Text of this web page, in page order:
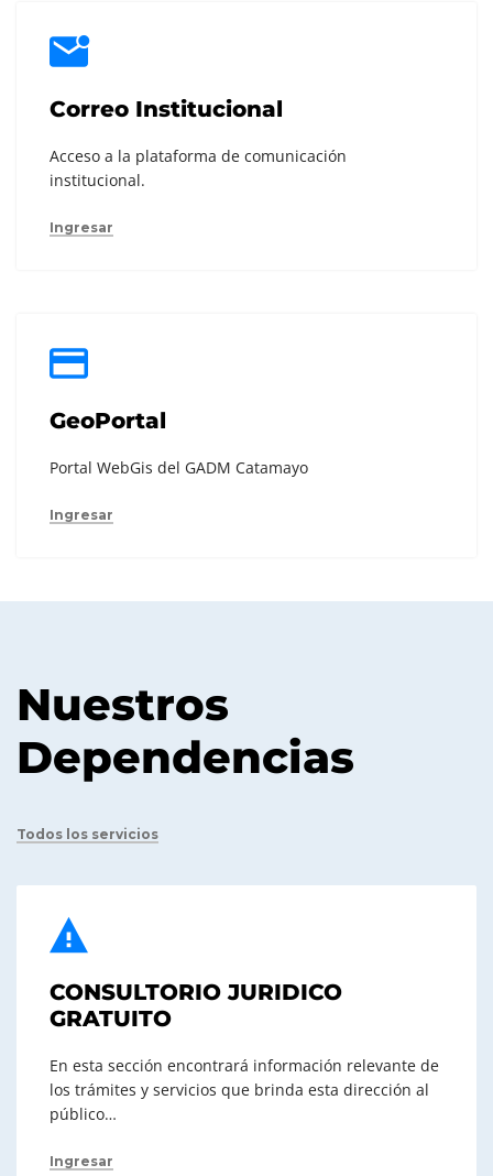
Correo Institucional
Acceso a la plataforma de comunicación
institucional.
Ingresar
GeoPortal
Portal WebGis del GADM Catamayo
Ingresar
Nuestros
Dependencias
Todos los servicios
CONSULTORIO JURIDICO
GRATUITO
En esta sección encontrará información relevante de
los trámites y servicios que brinda esta dirección al
público…
Ingresar